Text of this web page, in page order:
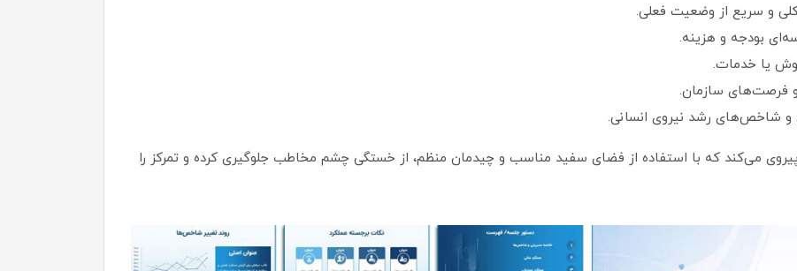
و سریع از وضعیت فعلی.
بودجه و هزینه.
یا خدمات.
و فرصت‌های سازمان.
و شاخص‌های رشد نیروی انسانی.
می‌کند که با استفاده از فضای سفید مناسب و چیدمان منظم، از خستگی چشم مخاطب جلوگیری کرده و تمرکز را